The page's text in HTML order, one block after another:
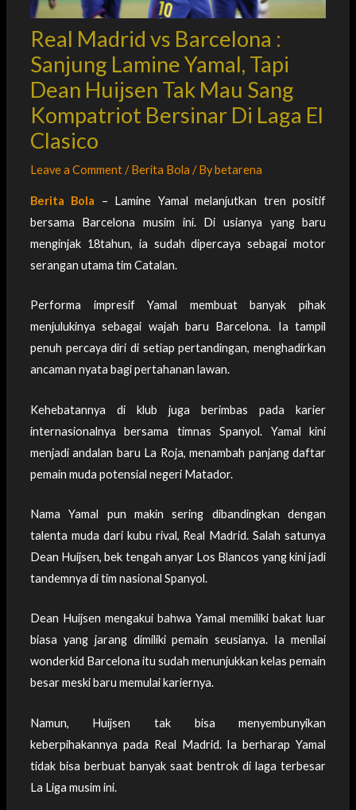
Real Madrid vs Barcelona :
Sanjung Lamine Yamal, Tapi
Dean Huijsen Tak Mau Sang
Kompatriot Bersinar Di Laga El
Clasico
Leave a Comment/Berita Bola / Bybetarena
Berita Bola – Lamine Yamal melanjutkan tren positif
bersama Barcelona musim ini. Di usianya yang baru
menginjak 18tahun, ia sudah dipercaya sebagai motor
serangan utama tim Catalan.
Performa impresif Yamal membuat banyak pihak
menjulukinya sebagai wajah baru Barcelona. Ia tampil
penuh percaya diri di setiap pertandingan, menghadirkan
ancaman nyata bagi pertahanan lawan.
Kehebatannya di klub juga berimbas pada karier
internasionalnya bersama timnas Spanyol. Yamal kini
menjadi andalan baru La Roja, menambah panjang daftar
pemain muda potensial negeri Matador.
Nama Yamal pun makin sering dibandingkan dengan
talenta muda dari kubu rival, Real Madrid. Salah satunya
Dean Huijsen, bek tengah anyar Los Blancos yang kini jadi
tandemnya di tim nasional Spanyol.
Dean Huijsen mengakui bahwa Yamal memiliki bakat luar
biasa yang jarang dimiliki pemain seusianya. Ia menilai
wonderkid Barcelona itu sudah menunjukkan kelas pemain
besar meski baru memulai kariernya.
Namun, Huijsen tak bisa menyembunyikan
keberpihakannya pada Real Madrid. Ia berharap Yamal
tidak bisa berbuat banyak saat bentrok di laga terbesar
La Liga musim ini.